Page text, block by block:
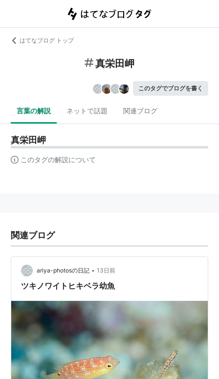
はてなブログ トップ
真栄田岬
このタグでブログを書く
言葉の解説 ネットで話題 関連ブログ
真栄田岬
このタグの解説について
関連ブログ
ariya-photosの日記 • 13日前
ツキノワイトヒキベラ幼魚